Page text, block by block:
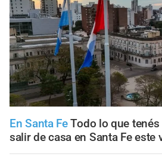
En Santa FeTodo lo que
salir de casa en Santa Fe este